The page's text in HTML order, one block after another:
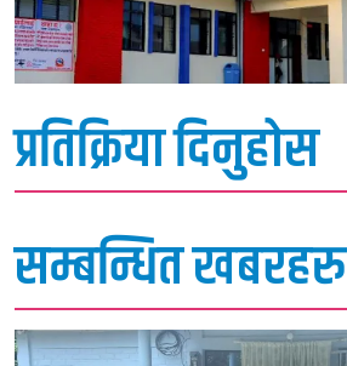
प्रतिक्रिया दिनुहोस
सम्बन्धित खबरहरु